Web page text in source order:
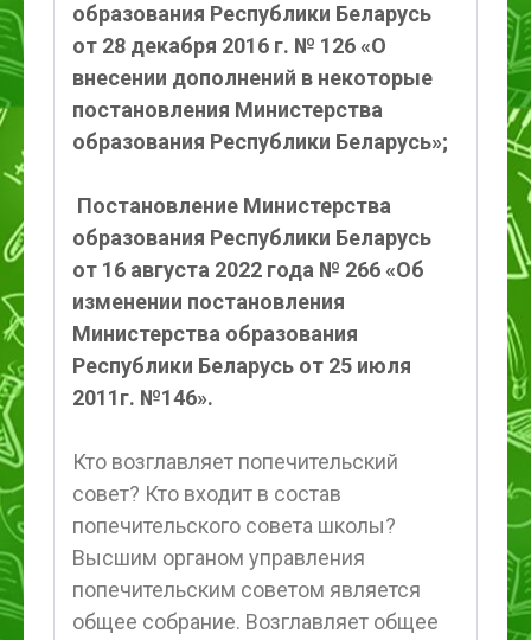
образования Республики Беларусь
от 28 декабря 2016 г. № 126 «О
внесении дополнений в некоторые
постановления Министерства
образования Республики Беларусь»;
Постановление Министерства
образования Республики Беларусь
от 16 августа 2022 года № 266 «Об
изменении постановления
Министерства образования
Республики Беларусь от 25 июля
2011г. №146».
Кто возглавляет попечительский
совет? Кто входит в состав
попечительского совета школы?
Высшим органом управления
попечительским советом является
общее собрание. Возглавляет общее